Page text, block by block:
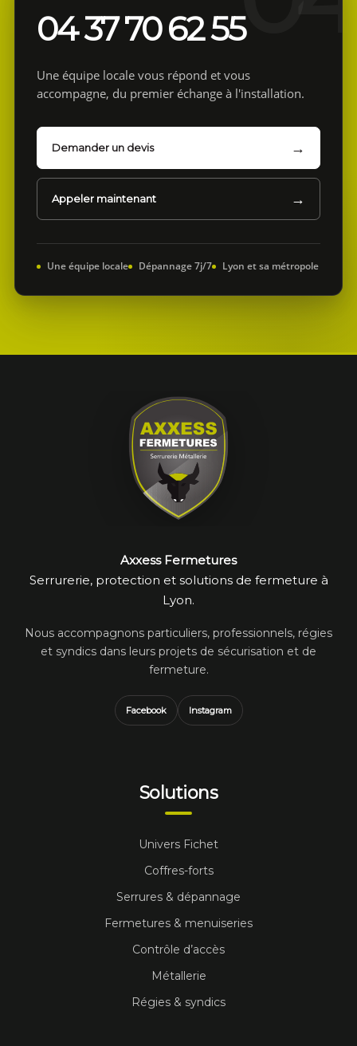
04 37 70 62 55
Une équipe locale vous répond et vous
accompagne, du premier échange à l'installation.
Demander un devis
Appeler maintenant
Une équipe locale Dépannage 7j/7 Lyon et sa métropole
Axxess Fermetures
Serrurerie, protection et solutions de fermeture à
Lyon.
Nous accompagnons particuliers, professionnels, régies
et syndics dans leurs projets de sécurisation et de
fermeture.
Facebook Instagram
Solutions
Univers Fichet
Coffres-forts
Serrures & dépannage
Fermetures & menuiseries
Contrôle d’accès
Métallerie
Régies & syndics